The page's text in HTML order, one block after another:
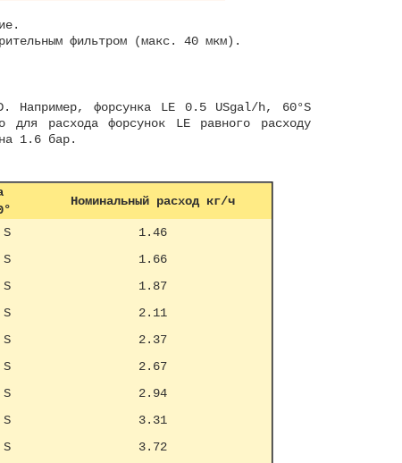
фильтром (макс. 40 мкм).
Например, форсунка LE 0.5 USgal/h, 60°S
расхода форсунок LE равного расходу
на 1.6 бар.
Номинальный расход кг/ч
S
1.46
S
1.66
S
1.87
S
2.11
S
2.37
S
2.67
S
2.94
S
3.31
S
3.72